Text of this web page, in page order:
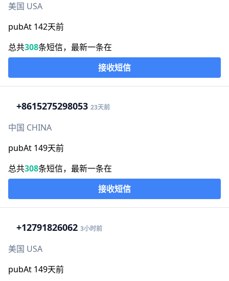
美国 USA
pubAt 142天前
总共308条短信，最新一条在
接收短信
+8615275298053 23天前
中国 CHINA
pubAt 149天前
总共308条短信，最新一条在
接收短信
+12791826062 3小时前
美国 USA
pubAt 149天前